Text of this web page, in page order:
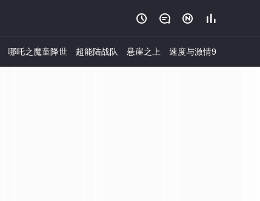
   
哪吒之魔童降世 超能陆战队 悬崖之上 速度与激情9